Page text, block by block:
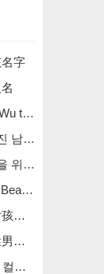
字
Wu.
니다.
니다.
字
다.